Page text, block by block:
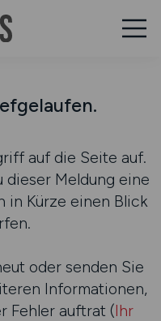
auf die Seite auf.
dieser Meldung eine
in Kürze einen Blick
oder senden Sie
Informationen,
Fehler auftrat (Ihr